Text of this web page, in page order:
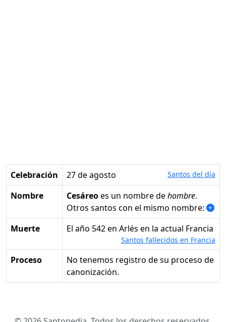
Celebración 27 de agosto Santos del día
Nombre Cesáreoes un nombre dehombre.
Otros santos con el mismo nombre:
Muerte
el año 542 en Arlés en la actual Francia
Santos fallecidos en Francia
Proceso
No tenemos registro de su proceso de
canonización.